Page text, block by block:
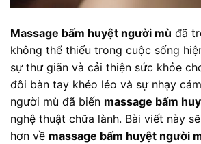
Massage bấm huyệt người mù đã
không thể thiếu trong cuộc sống
sự thư giãn và cải thiện sức khỏe
đôi bàn tay khéo léo và sự nhạy
người mù đã biến massage bấm
nghệ thuật chữa lành. Bài viết này
hơn về massage bấm huyệt người